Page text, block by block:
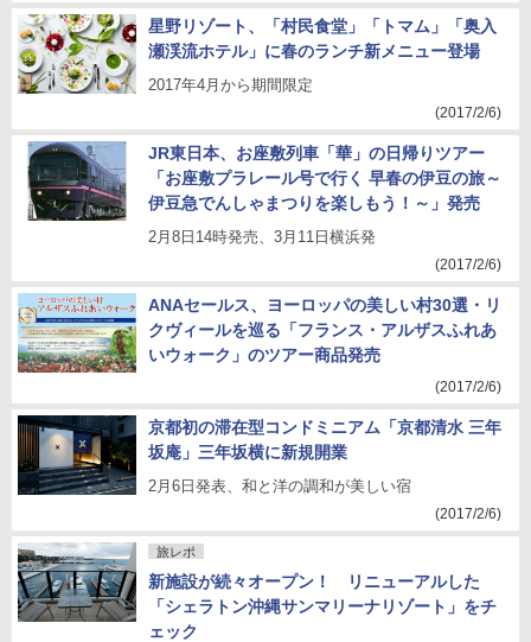
星野リゾート、「村民食堂」「トマム」「奥入
瀬渓流ホテル」に春のランチ新メニュー登場
2017年4月から期間限定
(2017/2/6)
JR東日本、お座敷列車「華」の日帰りツアー
「お座敷プラレール号で行く 早春の伊豆の旅～
伊豆急でんしゃまつりを楽しもう！～」発売
2月8日14時発売、3月11日横浜発
(2017/2/6)
ANAセールス、ヨーロッパの美しい村30選・リ
クヴィールを巡る「フランス・アルザスふれあ
いウォーク」のツアー商品発売
(2017/2/6)
京都初の滞在型コンドミニアム「京都清水 三年
坂庵」三年坂横に新規開業
2月6日発表、和と洋の調和が美しい宿
(2017/2/6)
旅レポ
新施設が続々オープン！ リニューアルした
「シェラトン沖縄サンマリーナリゾート」をチ
ェック